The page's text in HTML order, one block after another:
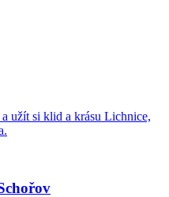
užít si klid a krásu Lichnice,